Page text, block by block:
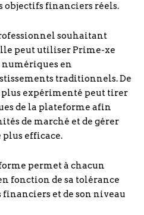
objectifs financiers réels.
souhaitant
peut utiliser Prime-xe
numériques en
traditionnels. De
plus expérimenté peut tirer
de la plateforme afin
de marché et de gérer
plus efficace.
permet à chacun
fonction de sa tolérance
financiers et de son niveau